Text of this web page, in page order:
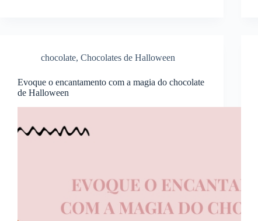
chocolate, Chocolates de Halloween
Evoque o encantamento com a magia do chocolate
de Halloween